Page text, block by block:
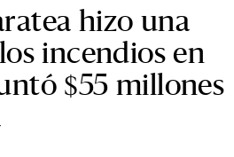
hizo una
incendios en
$55 millones